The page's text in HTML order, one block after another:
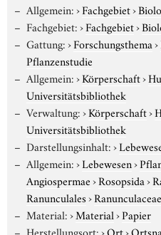
Allgemein:›Fachgebiet›
Fachgebiet:›Fachgebiet›
Gattung:›Forschungsthema›
Pflanzenstudie
Allgemein:›Körperschaft›
Universitätsbibliothek
Verwaltung:›Körperschaft›
Universitätsbibliothek
Darstellungsinhalt:›
Allgemein:›Lebewesen›
Angiospermae›Rosopsida›
Ranunculales›Ranunculaceae
Material:›Material›Papier
Herstellungsort:›Ort›